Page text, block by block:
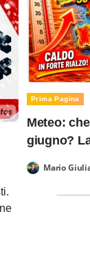
Prima Pagina
Meteo:
giugno?
Mario